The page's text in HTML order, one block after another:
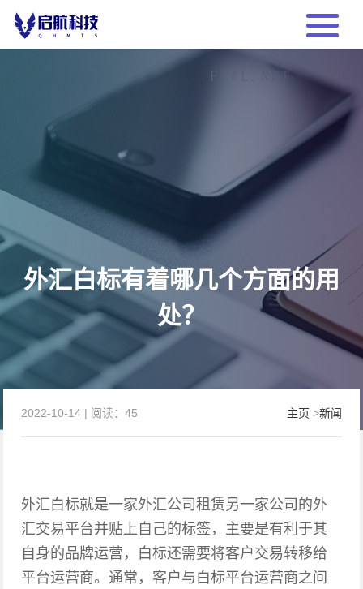
外汇白标有着哪几个方面的用
处？
主页 >新闻
2022-10-14 | 阅读：45
外汇白标就是一家外汇公司租赁另一家公司的外
汇交易平台并贴上自己的标签，主要是有利于其
自身的品牌运营，白标还需要将客户交易转移给
平台运营商。通常，客户与白标平台运营商之间